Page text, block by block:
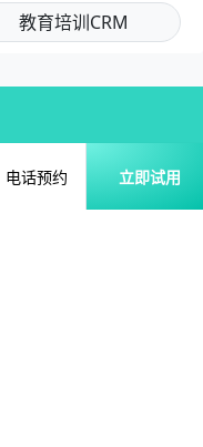
教育培训CRM
电话预约 立即试用